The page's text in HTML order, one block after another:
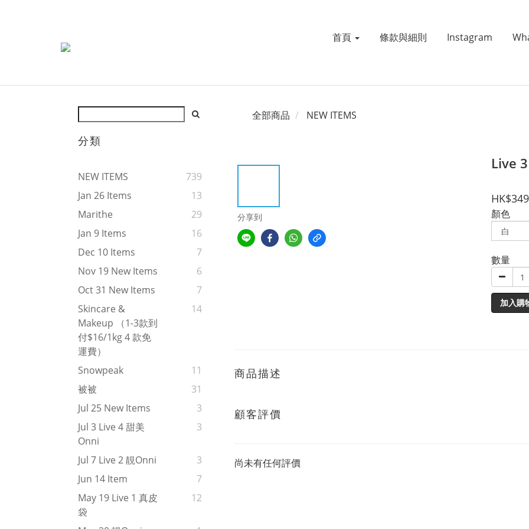
首頁 條款與細則 Instagram
分類
NEW ITEMS
739
Jan 26 Items
13
Marithe
29
Jan 9 Items
16
Dec 10 Items
7
Nov 19 New Items
6
Oct 31 New Items
7
Skincare &
Makeup （1-3款到
付$16/1kg 4 款免
運費）
14
Snowpeak
11
被被
31
Jul 25 New Items
3
Jul 3 Live 4 甜美
Onni
3
Jul 7 Live 2 靚onni
3
Jun 14 Item
7
May 19 Live 1 真皮
袋
12
全部商品 NEW ITEMS
分享到
Live
顏色
數量
加入購
商品描述
顧客評價
尚未有任何評價